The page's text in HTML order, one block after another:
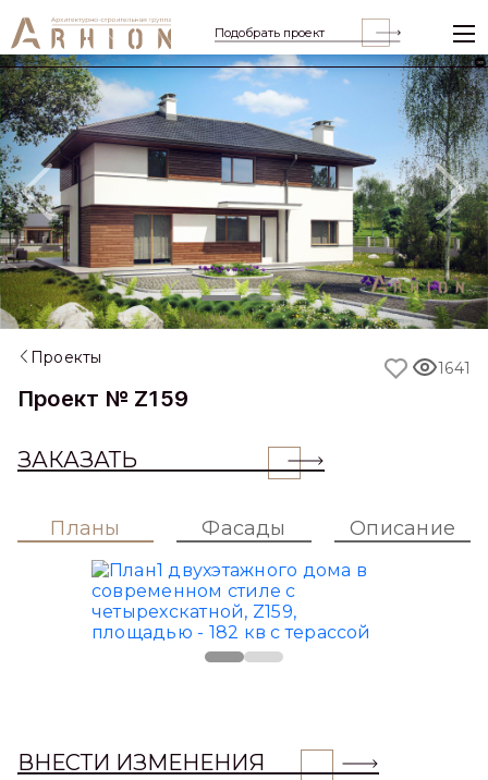
Подобрать проект
Previous
Проекты
Проект № Z159
ЗАКАЗАТЬ
1641
Планы Фасады Описание
ВНЕСТИ ИЗМЕНЕНИЯ